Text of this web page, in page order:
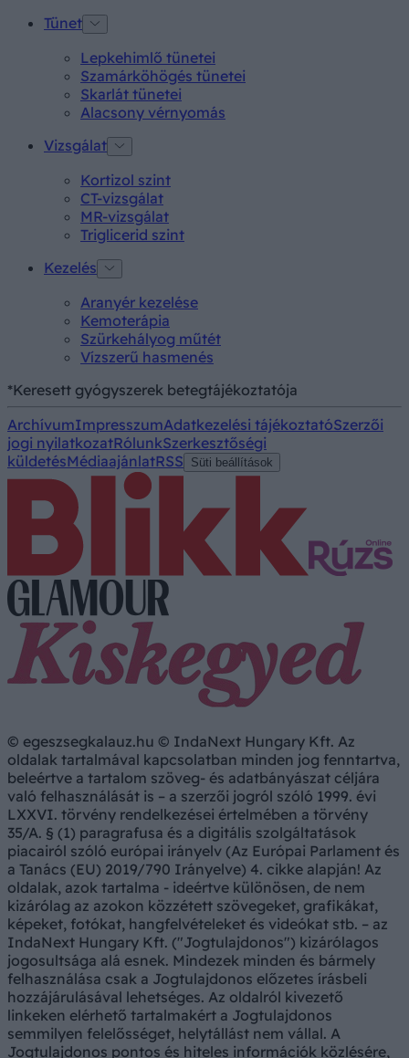
Tünet
Lepkehimlő tünetei
Szamárköhögés tünetei
Skarlát tünetei
Alacsony vérnyomás
Vizsgálat
Kortizol szint
CT-vizsgálat
MR-vizsgálat
Triglicerid szint
Kezelés
Aranyér kezelése
Kemoterápia
Szürkehályog műtét
Vízszerű hasmenés
*Keresett gyógyszerek betegtájékoztatója
ArchívumImpresszumAdatkezelési tájékoztatóSzerzői
jogi nyilatkozatRólunkSzerkesztőségi
küldetésMédiaajánlatRSS Süti beállítások
© egeszsegkalauz.hu © IndaNext Hungary Kft. Az
oldalak tartalmával kapcsolatban minden jog fenntartva,
beleértve a tartalom szöveg- és adatbányászat céljára
való felhasználását is – a szerzői jogról szóló 1999. évi
LXXVI. törvény rendelkezései értelmében a törvény
35/A. § (1) paragrafusa és a digitális szolgáltatások
piacairól szóló európai irányelv (Az Európai Parlament és
a Tanács (EU) 2019/790 Irányelve) 4. cikke alapján! Az
oldalak, azok tartalma - ideértve különösen, de nem
kizárólag az azokon közzétett szövegeket, grafikákat,
képeket, fotókat, hangfelvételeket és videókat stb. – az
IndaNext Hungary Kft. ("Jogtulajdonos") kizárólagos
jogosultsága alá esnek. Mindezek minden és bármely
felhasználása csak a Jogtulajdonos előzetes írásbeli
hozzájárulásával lehetséges. Az oldalról kivezető
linkeken elérhető tartalmakért a Jogtulajdonos
semmilyen felelősséget, helytállást nem vállal. A
Jogtulajdonos pontos és hiteles információk közlésére,